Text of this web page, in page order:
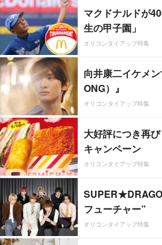
マクドナルドが
生の甲子園」
オリコンタイアップ特集
向井康二イケメ
ONG）』
オリコンタイアップ特集
大好評につき再
キャンペーン
オリコンタイアップ特集
フューチャー”
オリコンタイアップ特集